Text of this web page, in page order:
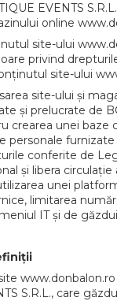
EVENTS
online
site-ului
privind
site-ului
site-ului și
și prelucrate de
crearea unei baze
personale
conferite de
și libera
unei
limitarea
IT și de
S.R.L., care